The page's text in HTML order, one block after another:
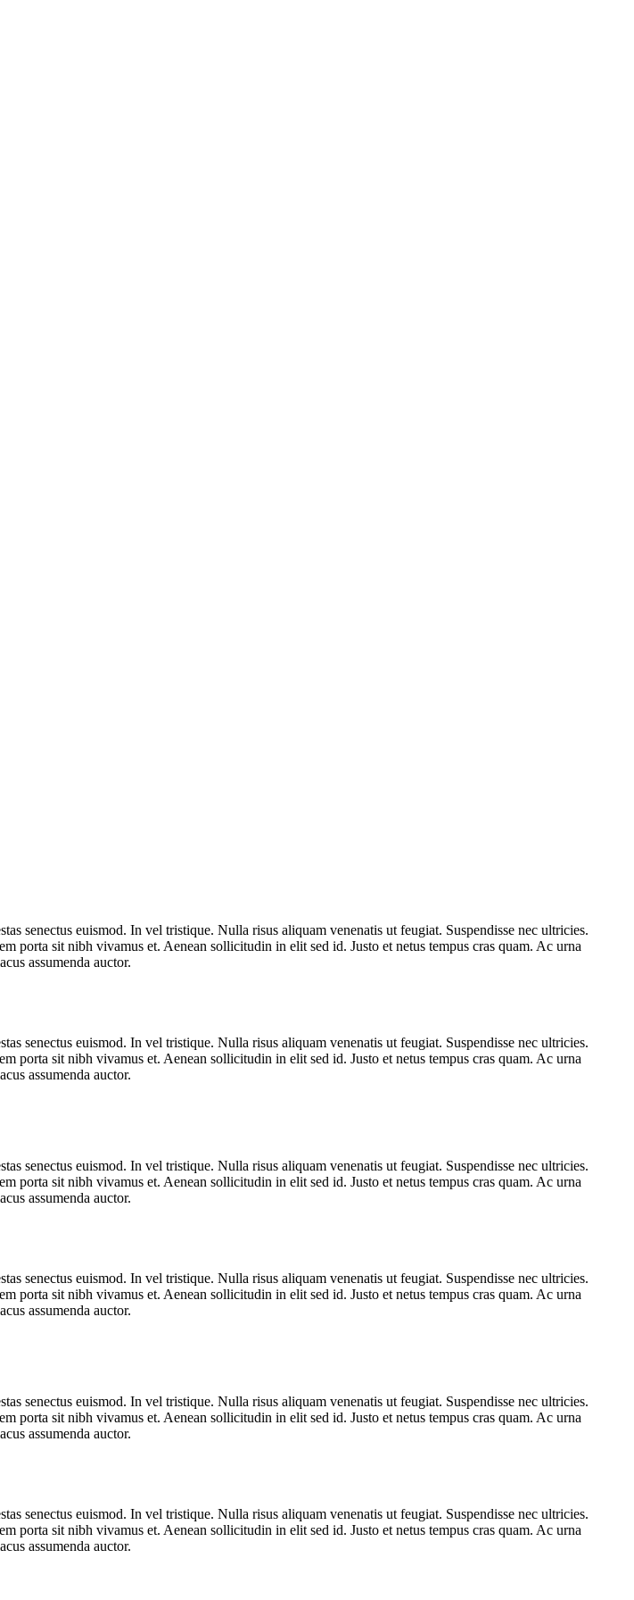
senectus euismod. In vel tristique. Nulla risus aliquam venenatis ut feugiat. Suspendisse nec ultricies.
porta sit nibh vivamus et. Aenean sollicitudin in elit sed id. Justo et netus tempus cras quam. Ac urna
assumenda auctor.
senectus euismod. In vel tristique. Nulla risus aliquam venenatis ut feugiat. Suspendisse nec ultricies.
porta sit nibh vivamus et. Aenean sollicitudin in elit sed id. Justo et netus tempus cras quam. Ac urna
assumenda auctor.
senectus euismod. In vel tristique. Nulla risus aliquam venenatis ut feugiat. Suspendisse nec ultricies.
porta sit nibh vivamus et. Aenean sollicitudin in elit sed id. Justo et netus tempus cras quam. Ac urna
assumenda auctor.
senectus euismod. In vel tristique. Nulla risus aliquam venenatis ut feugiat. Suspendisse nec ultricies.
porta sit nibh vivamus et. Aenean sollicitudin in elit sed id. Justo et netus tempus cras quam. Ac urna
assumenda auctor.
senectus euismod. In vel tristique. Nulla risus aliquam venenatis ut feugiat. Suspendisse nec ultricies.
porta sit nibh vivamus et. Aenean sollicitudin in elit sed id. Justo et netus tempus cras quam. Ac urna
assumenda auctor.
senectus euismod. In vel tristique. Nulla risus aliquam venenatis ut feugiat. Suspendisse nec ultricies.
porta sit nibh vivamus et. Aenean sollicitudin in elit sed id. Justo et netus tempus cras quam. Ac urna
assumenda auctor.